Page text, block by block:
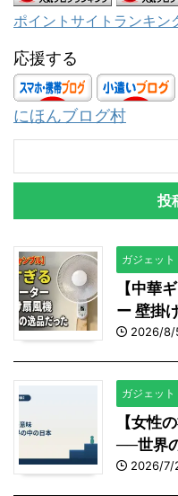
ポイントサイトランキン
応援する
にほんブログ村
投
ガジェッ
【中華
ー 壁掛
2026/8/
ガジェッ
【女性
──世界
2026/7/